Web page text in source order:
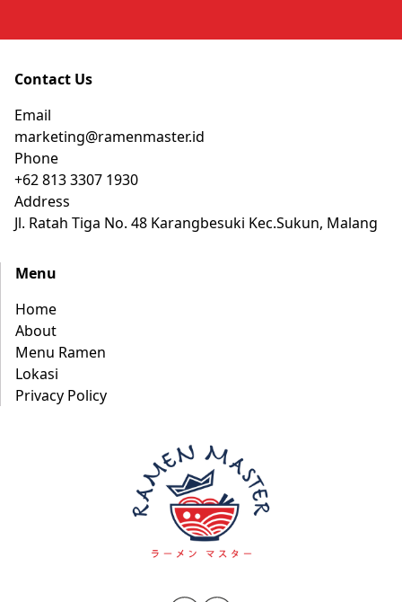
Contact Us
Email
marketing@ramenmaster.id
Phone
+62 813 3307 1930
Address
Jl. Ratah Tiga No. 48 Karangbesuki Kec.Sukun, Malang
Menu
Home
About
Menu Ramen
Lokasi
Privacy Policy